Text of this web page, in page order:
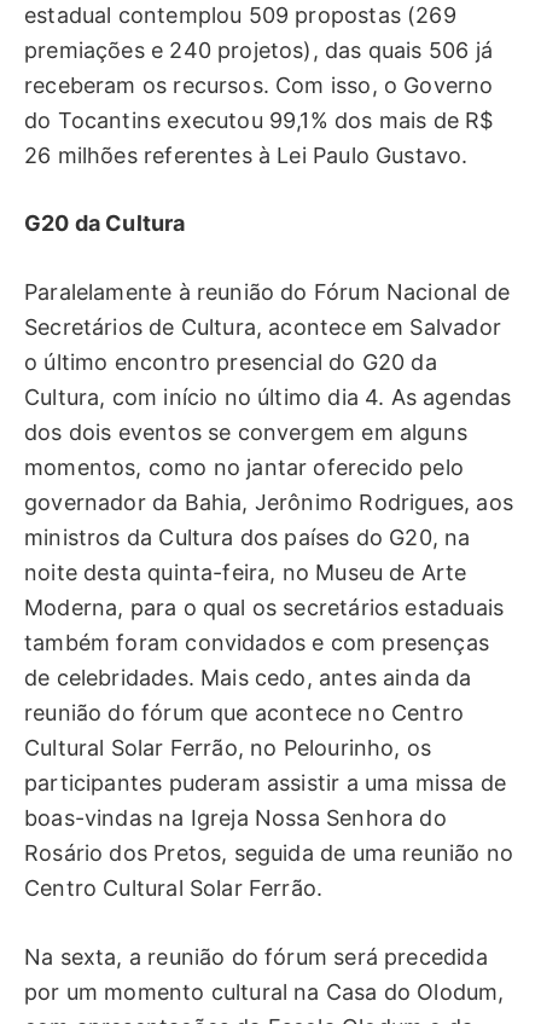
estadual contemplou 509 propostas (269
premiações e 240 projetos), das quais 506 já
receberam os recursos. Com isso, o Governo
do Tocantins executou 99,1% dos mais de R$
26 milhões referentes à Lei Paulo Gustavo.
G20 da Cultura
Paralelamente à reunião do Fórum Nacional de
Secretários de Cultura, acontece em Salvador
o último encontro presencial do G20 da
Cultura, com início no último dia 4. As agendas
dos dois eventos se convergem em alguns
momentos, como no jantar oferecido pelo
governador da Bahia, Jerônimo Rodrigues, aos
ministros da Cultura dos países do G20, na
noite desta quinta-feira, no Museu de Arte
Moderna, para o qual os secretários estaduais
também foram convidados e com presenças
de celebridades. Mais cedo, antes ainda da
reunião do fórum que acontece no Centro
Cultural Solar Ferrão, no Pelourinho, os
participantes puderam assistir a uma missa de
boas-vindas na Igreja Nossa Senhora do
Rosário dos Pretos, seguida de uma reunião no
Centro Cultural Solar Ferrão.
Na sexta, a reunião do fórum será precedida
por um momento cultural na Casa do Olodum,